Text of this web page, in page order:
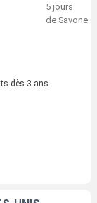
5 jours
de Savone
dès 3 ans